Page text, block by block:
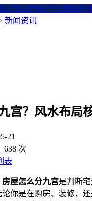
正专业的房产交易顾问
新闻资讯
九宫？风
宫？风水布局
21
638 次
表
房屋怎么分九宫是判断
你是在购房、装修，